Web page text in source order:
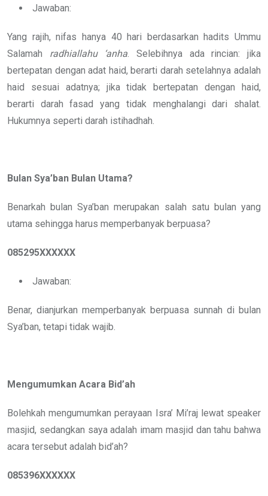
Jawaban:
Yang rajih, nifas hanya 40 hari berdasarkan hadits Ummu
Salamah radhiallahu ‘anha. Selebihnya ada rincian: jika
bertepatan dengan adat haid, berarti darah setelahnya adalah
haid sesuai adatnya; jika tidak bertepatan dengan haid,
berarti darah fasad yang tidak menghalangi dari shalat.
Hukumnya seperti darah istihadhah.
Bulan Sya’ban Bulan Utama?
Benarkah bulan Sya’ban merupakan salah satu bulan yang
utama sehingga harus memperbanyak berpuasa?
085295XXXXXX
Jawaban:
Benar, dianjurkan memperbanyak berpuasa sunnah di bulan
Sya’ban, tetapi tidak wajib.
Mengumumkan Acara Bid’ah
Bolehkah mengumumkan perayaan Isra’ Mi’raj lewat speaker
masjid, sedangkan saya adalah imam masjid dan tahu bahwa
acara tersebut adalah bid’ah?
085396XXXXXX